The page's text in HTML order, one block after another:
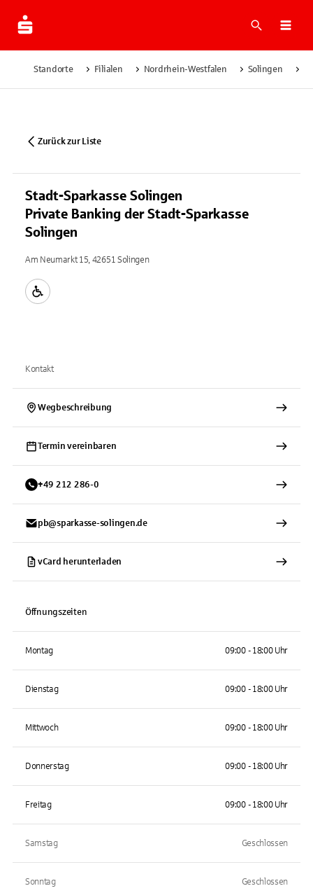
Suche
Standorte Filialen Nordrhein-Westfalen Solingen
Zurück zur Liste
Stadt-Sparkasse Solingen
Private Banking der Stadt-Sparkasse
Solingen
Am Neumarkt 15, 42651 Solingen
Kontakt
Wegbeschreibung
Termin vereinbaren
+49 212 286-0
pb@sparkasse-solingen.de
vCard herunterladen
Öffnungszeiten
Montag 09:00 - 18:00 Uhr
Dienstag 09:00 - 18:00 Uhr
Mittwoch 09:00 - 18:00 Uhr
Donnerstag 09:00 - 18:00 Uhr
Freitag 09:00 - 18:00 Uhr
Samstag Geschlossen
Sonntag Geschlossen